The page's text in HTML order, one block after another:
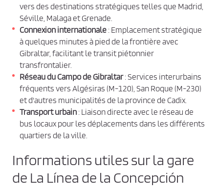
c
o
n
d
i
o
n
s
d
v
n
vers des destinations stratégiques telles que Madrid,
Séville, Malaga et Grenade.
Connexion internationale : Emplacement stratégique
à quelques minutes à pied de la frontière avec
Gibraltar, facilitant le transit piétonnier
transfrontalier.
Réseau du Campo de Gibraltar: Services interurbains
fréquents vers Algésiras (M-120), San Roque (M-230)
et d'autres municipalités de la province de Cadix.
Transport urbain : Liaison directe avec le réseau de
bus locaux pour les déplacements dans les différents
quartiers de la ville.
Informations utiles sur la gare
de La Línea de la Concepción